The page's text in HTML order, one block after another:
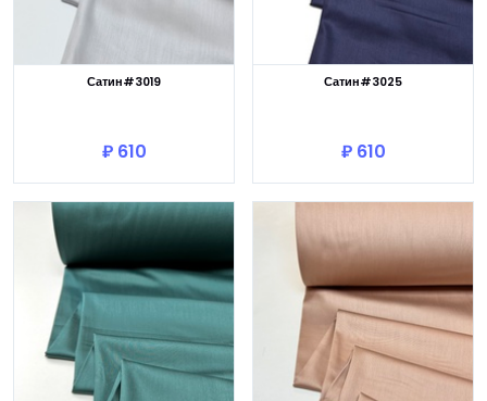
Сатин#3019
₽ 610
Сатин#3025
₽ 610